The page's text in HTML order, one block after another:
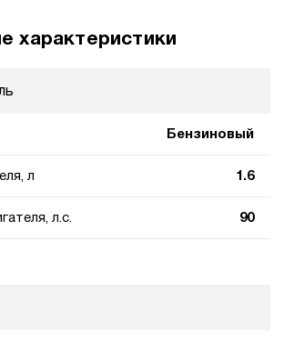
характеристики
Бензиновый
л 1.6
л.с. 90